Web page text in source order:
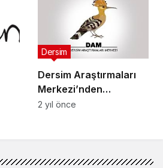
Dersim Araştırmaları
Merkezi’nden
“Anadolu’nun
projelerinin devamı
Dersim
2 yıl önce